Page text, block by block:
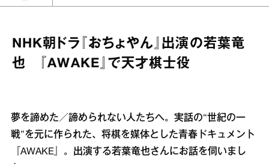
NHK朝ドラ『おちょやん』出演の若葉竜
也 『AWAKE』で天才棋士役
夢を諦めた／諦められない人たちへ。実話の“世紀の一
戦”を元に作られた、将棋を媒体とした青春ドキュメント
『AWAKE』。出演する若葉竜也さんにお話を伺いまし